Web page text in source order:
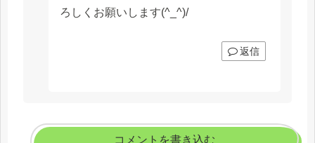
ろしくお願いします(^_^)/
返信
コメントを書き込む